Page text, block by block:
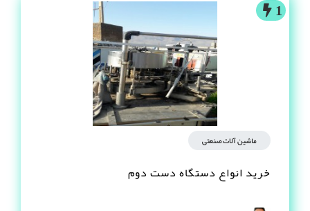
1
ماشین آلات صنعتی
خرید انواع دستگاه دست دوم